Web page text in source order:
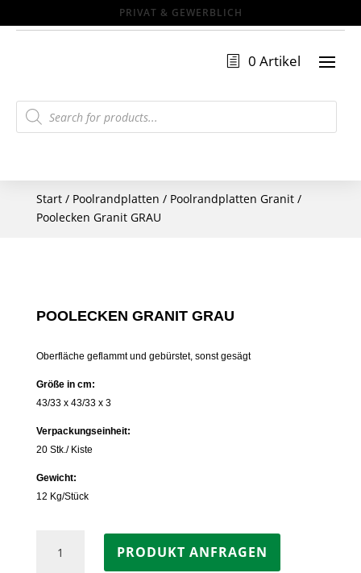
PRIVAT & GEWERBLICH
0 Artikel
Products
search
Start/ Poolrandplatten / Poolrandplatten Granit/
Poolecken Granit GRAU
POOLECKEN GRANIT GRAU
Oberfläche geflammt und gebürstet, sonst gesägt
Größe in cm:
43/33 x 43/33 x 3
Verpackungseinheit:
20 Stk./ Kiste
Gewicht:
12 Kg/Stück
Granit
PRODUKT ANFRAGEN